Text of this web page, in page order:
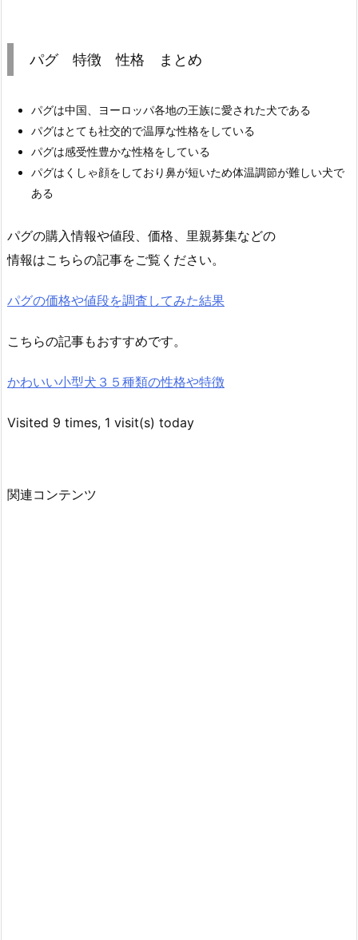
パグ 特徴 性格 まとめ
パグは中国、ヨーロッパ各地の王族に愛された犬である
パグはとても社交的で温厚な性格をしている
パグは感受性豊かな性格をしている
パグはくしゃ顔をしており鼻が短いため体温調節が難しい犬で
ある
パグの購入情報や値段、価格、里親募集などの
情報はこちらの記事をご覧ください。
パグの価格や値段を調査してみた結果
こちらの記事もおすすめです。
かわいい小型犬３５種類の性格や特徴
Visited 9 times, 1 visit(s) today
関連コンテンツ